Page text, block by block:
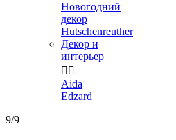
Новогодний
декор
Hutschenreuther
Декор и
интерьер
 
Aida
Edzard
9/9